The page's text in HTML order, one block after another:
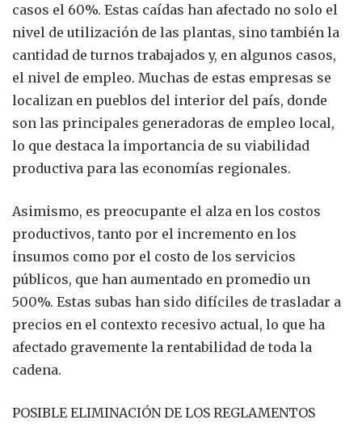
casos el 60%. Estas caídas han afectado no solo el
nivel de utilización de las plantas, sino también la
cantidad de turnos trabajados y, en algunos casos,
el nivel de empleo. Muchas de estas empresas se
localizan en pueblos del interior del país, donde
son las principales generadoras de empleo local,
lo que destaca la importancia de su viabilidad
productiva para las economías regionales.
Asimismo, es preocupante el alza en los costos
productivos, tanto por el incremento en los
insumos como por el costo de los servicios
públicos, que han aumentado en promedio un
500%. Estas subas han sido difíciles de trasladar a
precios en el contexto recesivo actual, lo que ha
afectado gravemente la rentabilidad de toda la
cadena.
POSIBLE ELIMINACIÓN DE LOS REGLAMENTOS